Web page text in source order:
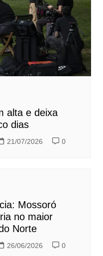
alta e deixa
dias
21/07/2026 0
Mossoró
no maior
Norte
26/06/2026 0